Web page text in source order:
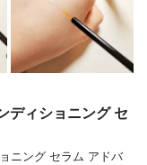
ディショニング セ
ニング セラム アドバ